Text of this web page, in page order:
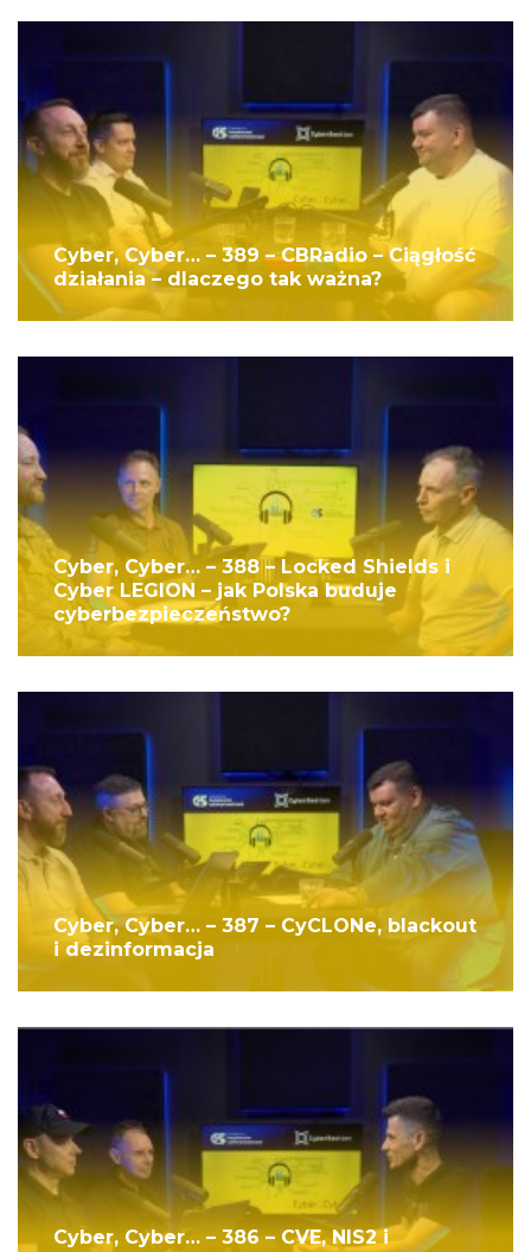
Cyber, Cyber… – 389 – CBRadio – Ciągłość
działania – dlaczego tak ważna?
Cyber, Cyber… – 388 – Locked Shields i
Cyber LEGION – jak Polska buduje
cyberbezpieczeństwo?
Cyber, Cyber… – 387 – CyCLONe, blackout
i dezinformacja
Cyber, Cyber… – 386 – CVE, NIS2 i